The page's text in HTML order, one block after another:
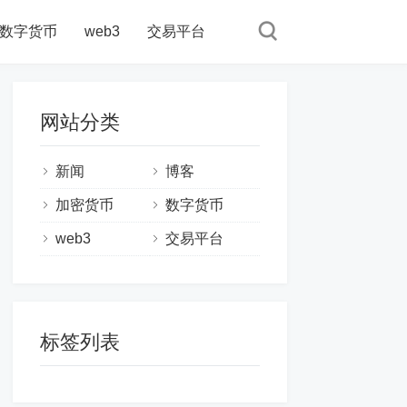
数字货币 web3 交易平台
网站分类
新闻 博客
加密货币 数字货币
web3 交易平台
标签列表